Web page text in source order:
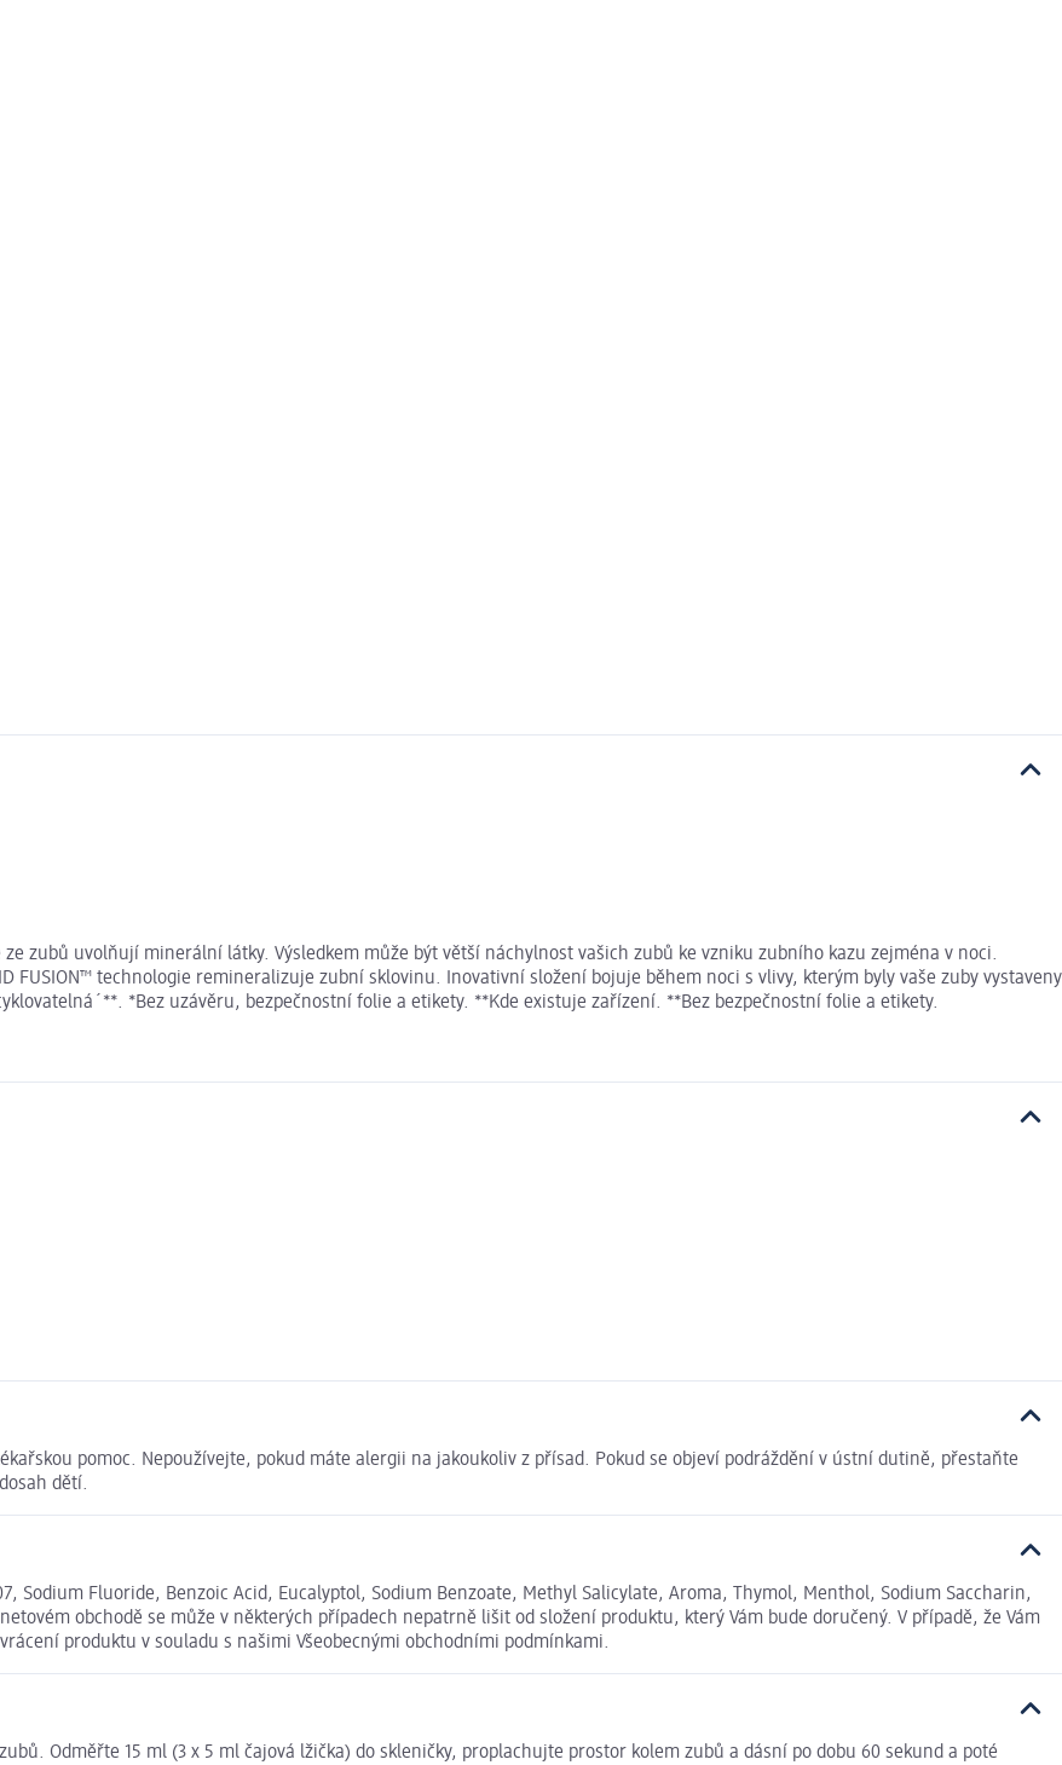
zubů uvolňují minerální látky. Výsledkem může být větší náchylnost vašich zubů ke vzniku zubního kazu zejména v noci.
FUSION™ technologie remineralizuje zubní sklovinu. Inovativní složení bojuje během noci s vlivy, kterým byly vaše zuby vystaveny
*Bez uzávěru, bezpečnostní folie a etikety. **Kde existuje zařízení. **Bez bezpečnostní folie a etikety.
pomoc. Nepoužívejte, pokud máte alergii na jakoukoliv z přísad. Pokud se objeví podráždění v ústní dutině, přestaňte
dětí.
Sodium Fluoride, Benzoic Acid, Eucalyptol, Sodium Benzoate, Methyl Salicylate, Aroma, Thymol, Menthol, Sodium Saccharin,
obchodě se může v některých případech nepatrně lišit od složení produktu, který Vám bude doručený. V případě, že Vám
produktu v souladu s našimi Všeobecnými obchodními podmínkami.
Odměřte 15 ml (3 x 5 ml čajová lžička) do skleničky, proplachujte prostor kolem zubů a dásní po dobu 60 sekund a poté